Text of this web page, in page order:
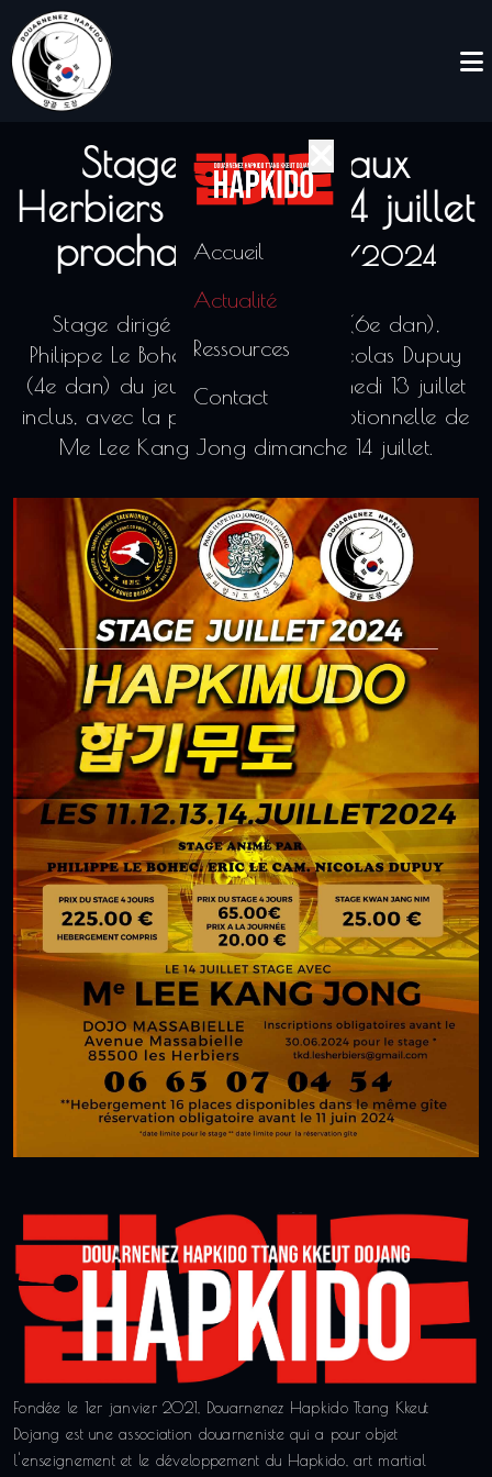
Accueil
Actualité
Ressources
Contact
Stage hapkido aux
Herbiers du 11 au 14 juillet
prochains09/02/2024
Stage dirigé par Éric Le Cam (6e dan),
Philippe Le Bohec (5e dan) & Nicolas Dupuy
(4e dan) du jeudi 11 juillet au samedi 13 juillet
inclus, avec la participation exceptionnelle de
Me Lee Kang Jong dimanche 14 juillet.
Fondée le 1er janvier 2021, Douarnenez Hapkido Ttang Kkeut
Dojang est une association douarneniste qui a pour objet
l'enseignement et le développement du Hapkido, art martial